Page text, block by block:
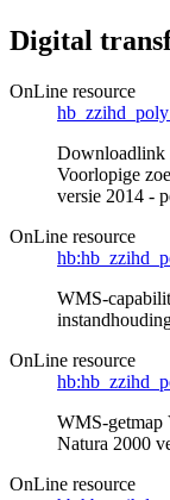
Digital
OnLine resource
Downloadlink
Voorlopige
versie 2014 -
OnLine resource
WMS-
OnLine resource
WMS-getmap
Natura 2000
OnLine resource